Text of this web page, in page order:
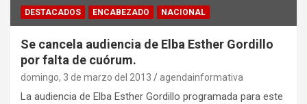
DESTACADOS ENCABEZADO NACIONAL
Se cancela audiencia de Elba Esther Gordillo
por falta de cuórum.
domingo, 3 de marzo del 2013 agendainformativa
La audiencia de Elba Esther Gordillo programada para este